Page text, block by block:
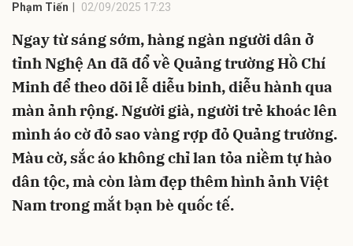
Phạm Tiến 02/09/2025 17:23
Ngay từ sáng sớm, hàng ngàn người dân ở
tỉnh Nghệ An đã đổ về Quảng trường Hồ Chí
Minh để theo dõi lễ diễu binh, diễu hành qua
màn ảnh rộng. Người già, người trẻ khoác lên
mình áo cờ đỏ sao vàng rợp đỏ Quảng trường.
Màu cờ, sắc áo không chỉ lan tỏa niềm tự hào
dân tộc, mà còn làm đẹp thêm hình ảnh Việt
Nam trong mắt bạn bè quốc tế.